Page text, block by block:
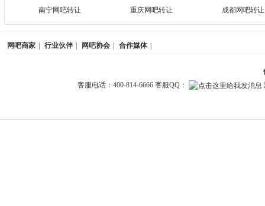
南宁网吧转让
重庆网吧转让 成都网吧转让
网吧商家 行业伙伴 网吧协会 合作媒体
客服电话：400-814-6666 客服QQ：